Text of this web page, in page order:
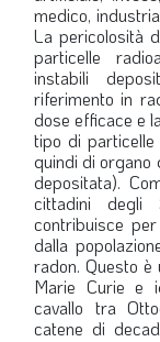
LA
SPECIALE
medico,
La pericolosità
particelle
instabili
riferimento in
dose efficace e
tipo di
quindi di organo
depositata).
cittadini degli
contribuisce
dalla
radon. Questo
Marie Curie e
cavallo tra
catene di